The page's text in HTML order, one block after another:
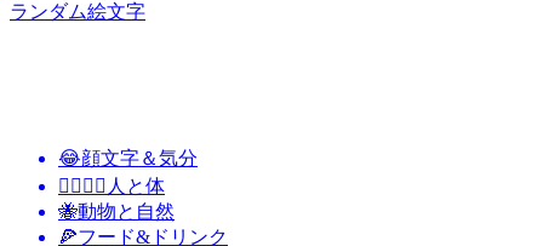
ランダム絵文字
😂顔文字＆気分
👩‍❤️‍💋‍👨 人と体
🐝動物と自然
🍕フード&ドリンク